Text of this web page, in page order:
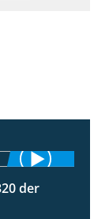
1:25
der